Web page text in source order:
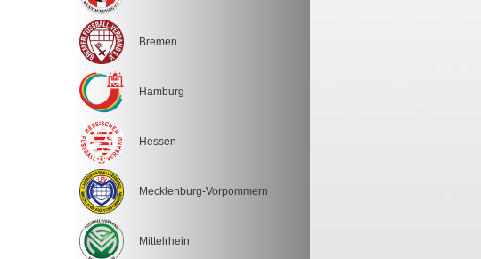
Bremen
Hamburg
Hessen
Mecklenburg-Vorpommern
Mittelrhein